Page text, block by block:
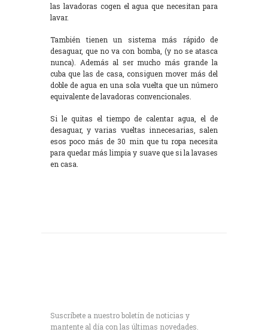
las lavadoras cogen el agua que necesitan para
lavar.
También tienen un sistema más rápido de
desaguar, que no va con bomba, (y no se atasca
nunca). Además al ser mucho más grande la
cuba que las de casa, consiguen mover más del
doble de agua en una sola vuelta que un número
equivalente de lavadoras convencionales.
Si le quitas el tiempo de calentar agua, el de
desaguar, y varias vueltas innecesarias, salen
esos poco más de 30 min que tu ropa necesita
para quedar más limpia y suave que si la lavases
en casa.
Suscríbete a nuestro boletín de noticias y
mantente al día con las últimas novedades.